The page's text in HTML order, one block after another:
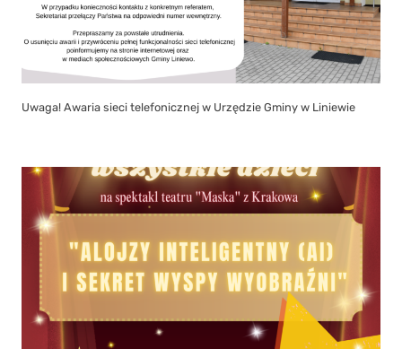
Uwaga! Awaria sieci telefonicznej w Urzędzie Gminy w Liniewie